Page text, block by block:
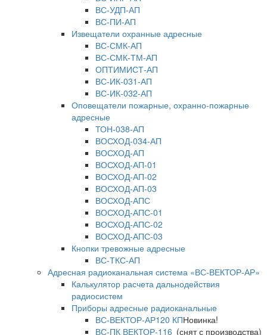
ВС-УДП-АП
ВС-ПИ-АП
Извещатели охранные адресные
ВС-СМК-АП
ВС-СМК-ТМ-АП
ОПТИМИСТ-АП
ВС-ИК-031-АП
ВС-ИК-032-АП
Оповещатели пожарные, охранно-пожарные
адресные
ТОН-038-АП
ВОСХОД-034-АП
ВОСХОД-АП
ВОСХОД-АП-01
ВОСХОД-АП-02
ВОСХОД-АП-03
ВОСХОД-АПС
ВОСХОД-АПС-01
ВОСХОД-АПС-02
ВОСХОД-АПС-03
Кнопки тревожные адресные
ВС-ТКС-АП
Адресная радиоканальная система «ВС-ВЕКТОР-АР»
Калькулятор расчета дальнодействия
радиосистем
Приборы адресные радиоканальные
ВС-ВЕКТОР-АР120 КПНовинка!
ВС-ПК ВЕКТОР-116 (снят с производства)